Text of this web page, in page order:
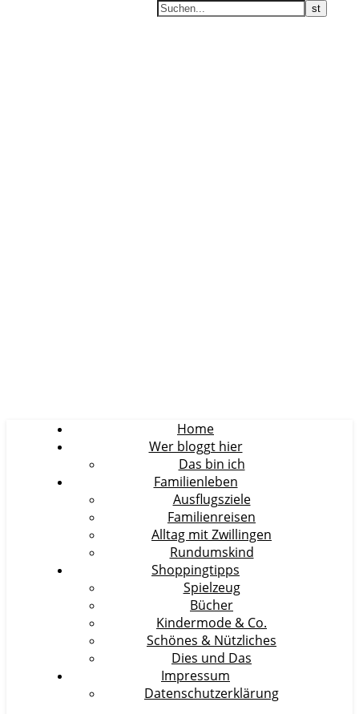
Home
Wer bloggt hier
Das bin ich
Familienleben
Ausflugsziele
Familienreisen
Alltag mit Zwillingen
Rundumskind
Shoppingtipps
Spielzeug
Bücher
Kindermode & Co.
Schönes & Nützliches
Dies und Das
Impressum
Datenschutzerklärung